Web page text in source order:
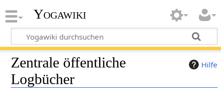
Yogawiki
Hilfe
Zentrale öffentliche
Logbücher